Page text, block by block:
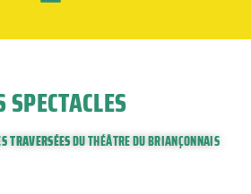
SPECTACLES
TRAVERSÉESDU THÉÂTRE DU BRIANÇONNAIS